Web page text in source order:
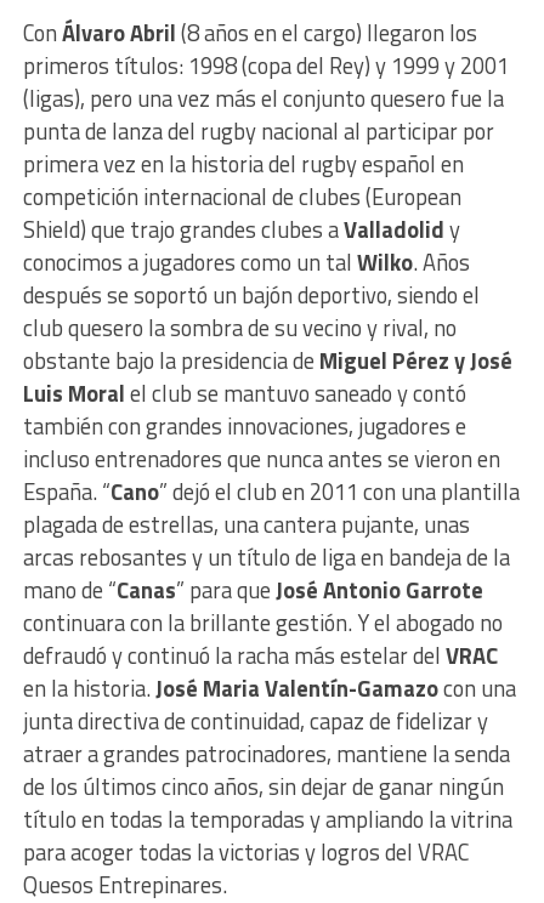
ConÁlvaro Abril(8 años en el cargo) llegaron los
primeros títulos: 1998 (copa del Rey) y 1999 y 2001
(ligas), pero una vez más el conjunto quesero fue la
punta de lanza del rugby nacional al participar por
primera vez en la historia del rugby español en
competición internacional de clubes (European
Shield) que trajo grandes clubes aValladolidy
conocimos a jugadores como un talWilko. Años
después se soportó un bajón deportivo, siendo el
club quesero la sombra de su vecino y rival, no
obstante bajo la presidencia de Miguel Pérez y José
Luis Moralel club se mantuvo saneado y contó
también con grandes innovaciones, jugadores e
incluso entrenadores que nunca antes se vieron en
España. “Cano” dejó el club en 2011 con una plantilla
plagada de estrellas, una cantera pujante, unas
arcas rebosantes y un título de liga en bandeja de la
mano de “Canas” para queJosé Antonio Garrote
continuara con la brillante gestión. Y el abogado no
defraudó y continuó la racha más estelar delVRAC
en la historia.José Maria Valentín-Gamazocon una
junta directiva de continuidad, capaz de fidelizar y
atraer a grandes patrocinadores, mantiene la senda
de los últimos cinco años, sin dejar de ganar ningún
título en todas la temporadas y ampliando la vitrina
para acoger todas la victorias y logros del VRAC
Quesos Entrepinares.